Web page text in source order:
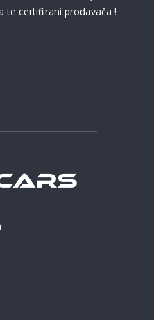
certificirani prodavača !